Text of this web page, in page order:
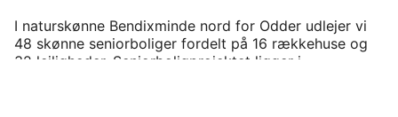
I naturskønne Bendixminde nord for Odder udlejer vi
48 skønne seniorboliger fordelt på 16 rækkehuse og
32 lejligheder. Seniorboligprojektet ligger i